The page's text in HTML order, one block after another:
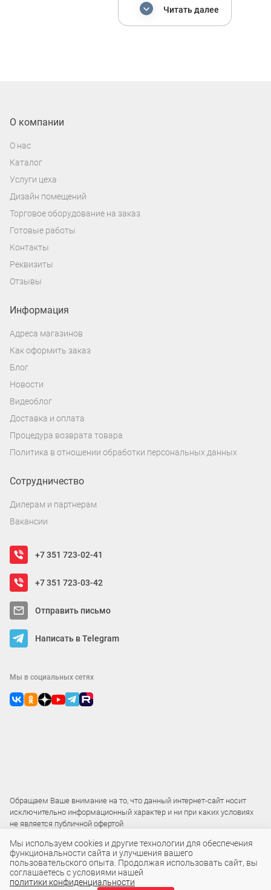
установки пассивного сабвуфера вам
потребуется: короб для сабвуфера,
провода.
Читать далее
О компании
О нас
Каталог
Услуги цеха
Дизайн помещений
Торговое оборудование на заказ
Готовые работы
Контакты
Реквизиты
Отзывы
Информация
Адреса магазинов
Как оформить заказ
Блог
Новости
Видеоблог
Доставка и оплата
Процедура возврата товара
Политика в отношении обработки персональных данных
Сотрудничество
Дилерам и партнерам
Вакансии
+7 351 723-02-41
+7 351 723-03-42
Отправить письмо
Написать в Telegram
Мы в социальных сетях
Обращаем Ваше внимание на то, что данный интернет-сайт носит
исключительно информационный характер и ни при каких условиях
не является публичной офертой
2015 – 2026 © ООО «Локос»
Мы используем cookies и другие технологии для обеспечения
функциональности сайта и улучшения вашего
пользовательского опыта. Продолжая использовать сайт, вы
соглашаетесь с условиями нашей
политики конфиденциальности